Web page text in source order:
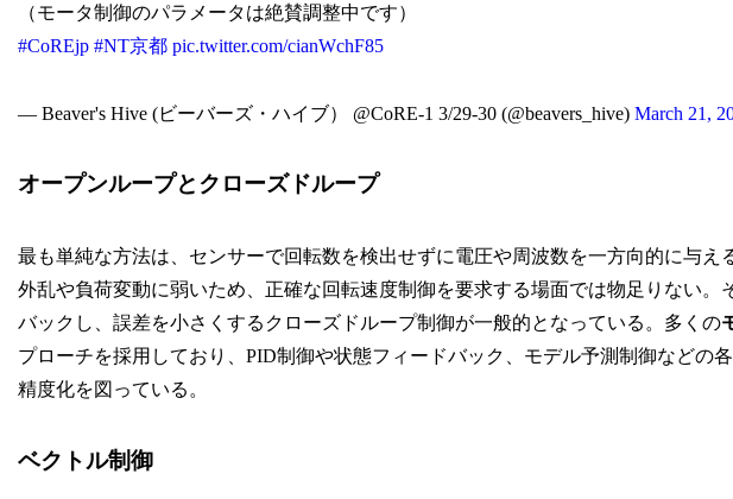
（モータ制御のパラメータは絶賛調整中です）
#CoREjp #NT京都 pic.twitter.com/cianWchF85
— Beaver's Hive (ビーバーズ・ハイブ） @CoRE-1 3/29-30 (@beavers_hive) March 21,
オープンループとクローズドループ
最も単純な方法は、センサーで回転数を検出せずに電圧や周波数を一方向的に与え
外乱や負荷変動に弱いため、正確な回転速度制御を要求する場面では物足りない。
バックし、誤差を小さくするクローズドループ制御が一般的となっている。多くの
プローチを採用しており、PID制御や状態フィードバック、モデル予測制御などの
精度化を図っている。
ベクトル制御